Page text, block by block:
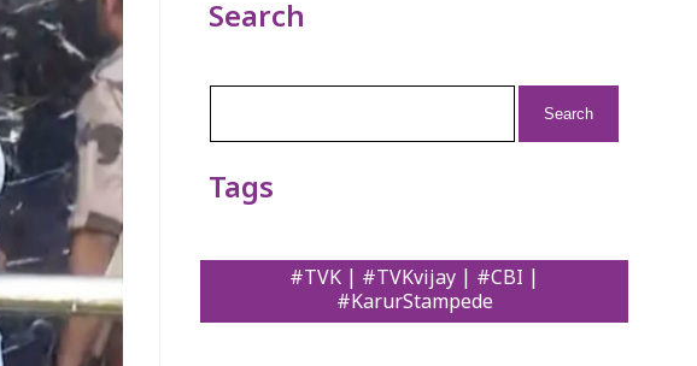
Search
Tags
#TVK | #TVKvijay | #CBI |
#KarurStampede